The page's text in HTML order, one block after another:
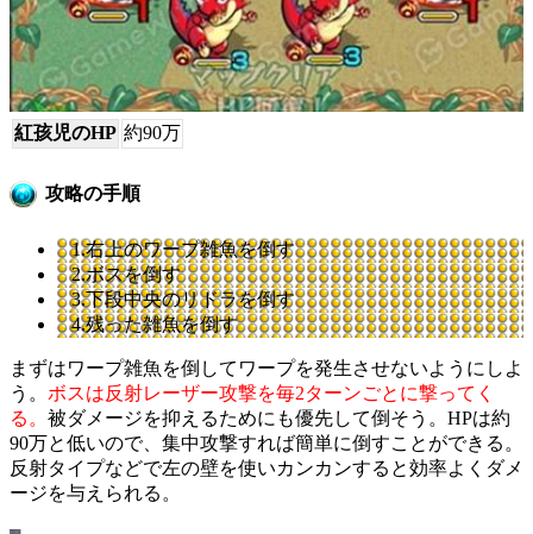
紅孩児のHP 約90万
攻略の手順
1.右上のワープ雑魚を倒す
2.ボスを倒す
3.下段中央のリドラを倒す
4.残った雑魚を倒す
まずはワープ雑魚を倒してワープを発生させないようにしよ
う。 ボスは反射レーザー攻撃を毎2ターンごとに撃ってく
る。 被ダメージを抑えるためにも優先して倒そう。HPは約
90万と低いので、集中攻撃すれば簡単に倒すことができる。
反射タイプなどで左の壁を使いカンカンすると効率よくダメ
ージを与えられる。